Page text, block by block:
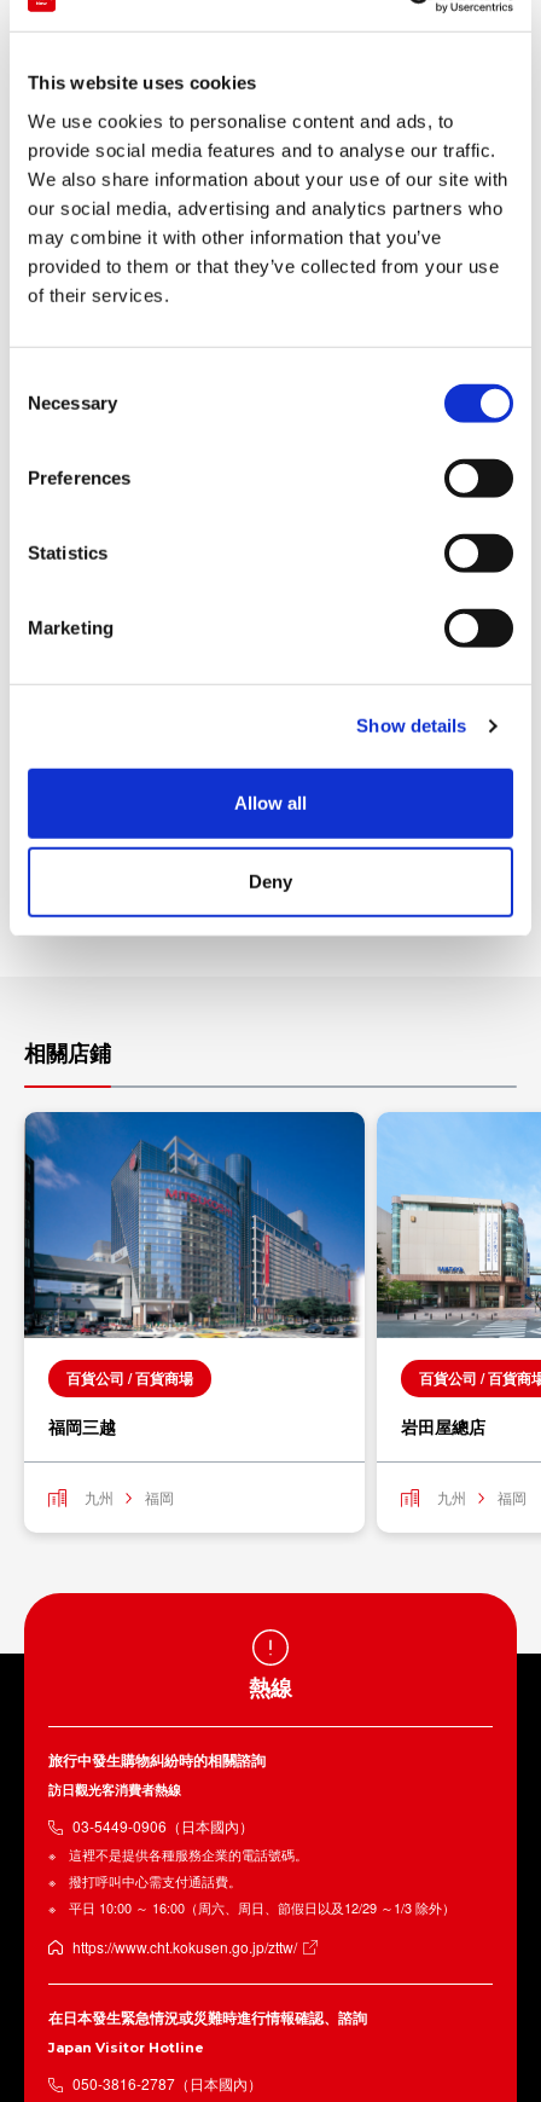
This website uses cookies
We use cookies to personalise content and ads, to
provide social media features and to analyse our traffic.
We also share information about your use of our site with
our social media, advertising and analytics partners who
may combine it with other information that you’ve
provided to them or that they’ve collected from your use
of their services.
Necessary
Preferences
Statistics
Marketing
Show details
Allow all
Deny
※購物優惠券，信用卡，銀聯卡，護照的名義需要全部一致。
(確認是本人，即可辦理免稅。名義不一致則無法享受免稅)
【發行物件】
擁有短期在留資格，並持有入境日本未滿6個月外國護照的顧客
為發行物件。
※持有日本護照的顧客則不屬於發行物件。
【有効期限】
·特價商品
·照相館，美髮室，理髮室，美容院等
有可能會變更關於發行，利用的服務內容。
相關店鋪
百貨公司 / 百貨商場
福岡三越
九州 福岡
百貨公司 / 百貨商
岩田屋總店
九州 福岡
熱線
旅行中發生購物糾紛時的相關諮詢
訪日觀光客消費者熱線
03-5449-0906（日本國內）
這裡不是提供各種服務企業的電話號碼。
撥打呼叫中心需支付通話費。
平日 10:00 ～ 16:00（周六、周日、節假日以及12/29 ～1/3 除外）
https://www.cht.kokusen.go.jp/zttw/
在日本發生緊急情況或災難時進行情報確認、諮詢
Japan Visitor Hotline
050-3816-2787（日本國內）